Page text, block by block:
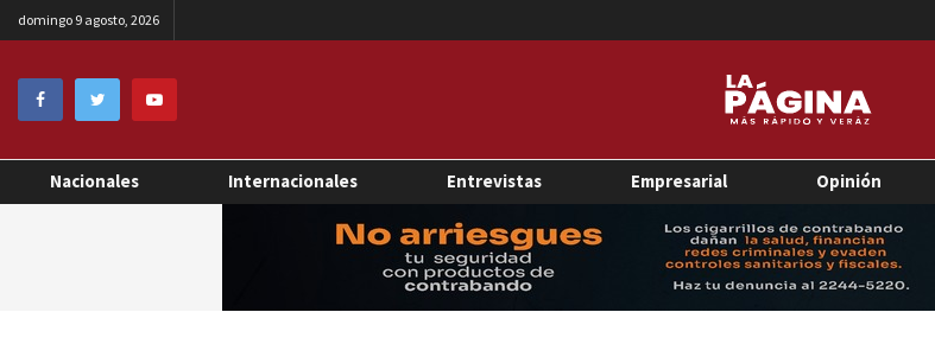
domingo 9 agosto, 2026
Nacionales Internacionales Entrevistas Empresarial Opinión